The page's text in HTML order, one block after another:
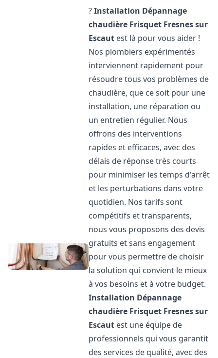
?Installation Dépannage
chaudière Frisquet Fresnes sur
Escaut est là pour vous aider !
Nos plombiers expérimentés
interviennent rapidement pour
résoudre tous vos problèmes de
chaudière, que ce soit pour une
installation, une réparation ou
un entretien régulier. Nous
offrons des interventions
rapides et efficaces, avec des
délais de réponse très courts
pour minimiser les temps d'arrêt
et les perturbations dans votre
quotidien. Nos tarifs sont
compétitifs et transparents,
nous vous proposons des devis
gratuits et sans engagement
pour vous permettre de choisir
la solution qui convient le mieux
à vos besoins et à votre budget.
Installation Dépannage
chaudière Frisquet Fresnes sur
Escaut est une équipe de
professionnels qui vous garantit
des services de qualité, avec des